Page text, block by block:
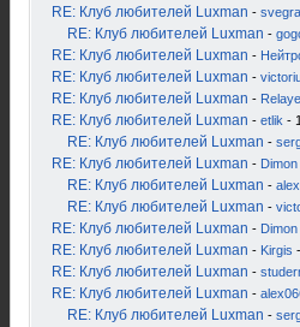
RE: Клуб любителей Luxman - svegra
RE: Клуб любителей Luxman -
RE: Клуб любителей Luxman -
RE: Клуб любителей Luxman -
RE: Клуб любителей Luxman -
RE: Клуб любителей Luxman - etlik -
RE: Клуб любителей Luxman -
RE: Клуб любителей Luxman -
RE: Клуб любителей Luxman -
RE: Клуб любителей Luxman -
RE: Клуб любителей Luxman -
RE: Клуб любителей Luxman - Kirgis
RE: Клуб любителей Luxman -
RE: Клуб любителей Luxman -
RE: Клуб любителей Luxman -